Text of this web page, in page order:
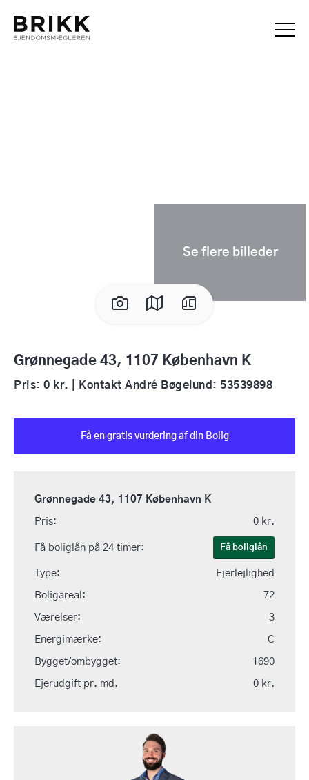
Se flere billeder
Grønnegade 43, 1107 København K
Pris: 0 kr. | Kontakt André Bøgelund: 53539898
Grønnegade 43, 1107 København K
Pris: 0 kr.
Få boliglån på 24 timer: Få boliglån
Type: Ejerlejlighed
Boligareal: 72
Værelser: 3
Energimærke: C
Bygget/ombygget: 1690
Ejerudgift pr. md. 0 kr.
Få en gratis vurdering af din Bolig